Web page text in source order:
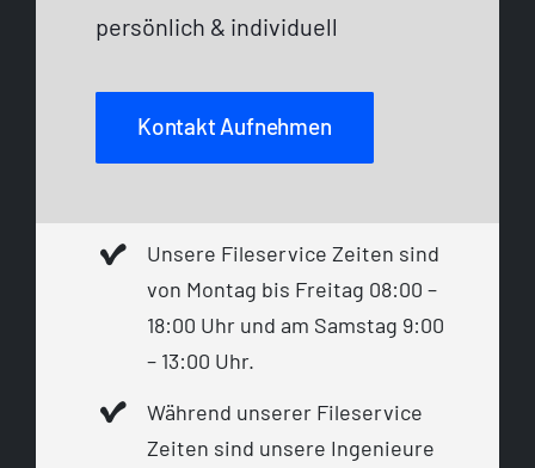
persönlich & individuell
Kontakt Aufnehmen
Unsere Fileservice Zeiten sind
von Montag bis Freitag 08:00 –
18:00 Uhr und am Samstag 9:00
– 13:00 Uhr.
Während unserer Fileservice
Zeiten sind unsere Ingenieure